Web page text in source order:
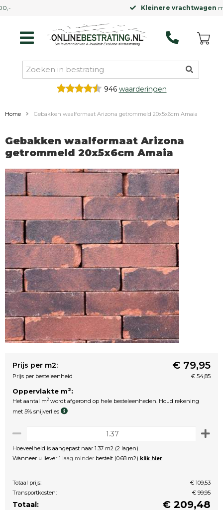
Kleinere vrachtwagenmogelijk
946 waarderingen
Home Gebakken waalformaat Arizona getrommeld 20x5x6cm Amaia
Gebakken waalformaat Arizona
getrommeld 20x5x6cm Amaia
Prijs per m2: € 79,95
Prijs per besteleenheid € 54,85
Oppervlakte m2:
Het aantal m2 wordt afgerond op hele besteleenheden. Houd rekening
met 5% snijverlies
Hoeveelheid is aangepast naar 1.37 m2 (2 lagen).
Wanneer u liever 1 laag minder bestelt (0.68 m2) klik hier.
Totaal prijs:
€ 109,53
Transportkosten:
€ 99,95
Totaal: € 209,48